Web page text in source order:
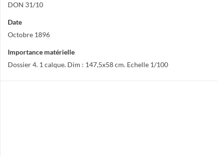
DON 31/10
Date
Octobre 1896
Importance matérielle
Dossier 4. 1 calque. Dim : 147,5x58 cm. Echelle 1/100